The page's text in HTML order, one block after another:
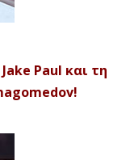
Paul και τη